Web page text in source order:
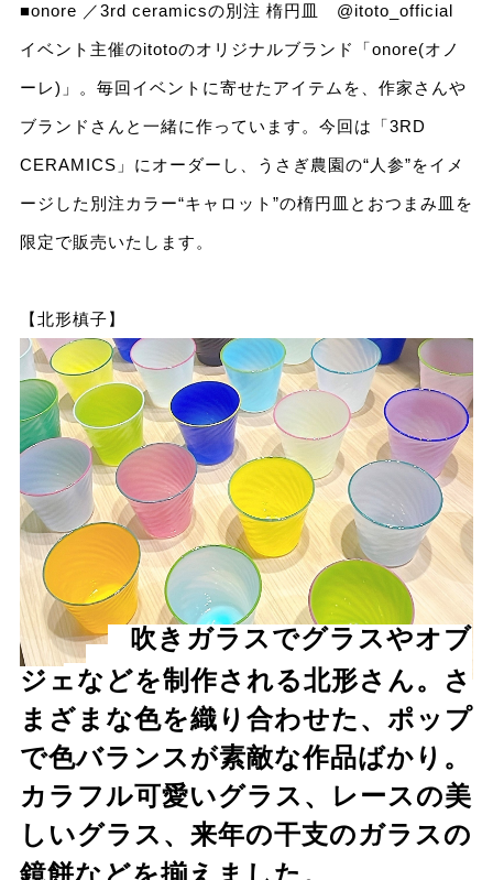
■onore ／3rd ceramicsの別注 楕円皿 @itoto_official
イベント主催のitotoのオリジナルブランド「onore(オノ
ーレ)」。毎回イベントに寄せたアイテムを、作家さんや
ブランドさんと一緒に作っています。今回は「3RD
CERAMICS」にオーダーし、うさぎ農園の“人参”をイメ
ージした別注カラー“キャロット”の楕円皿とおつまみ皿を
限定で販売いたします。
【北形槙子】
■北形槙子 ／ガラスのグラス @makikokitagata
吹きガラスでグラスやオブ
ジェなどを制作される北形さん。さ
まざまな色を織り合わせた、ポップ
で色バランスが素敵な作品ばかり。
カラフル可愛いグラス、レースの美
しいグラス、来年の干支のガラスの